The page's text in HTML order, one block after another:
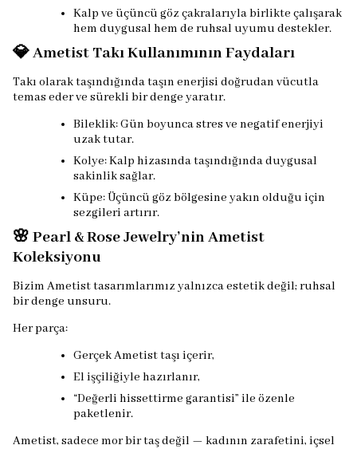
Kalp ve üçüncü göz çakralarıyla birlikte çalışarak
hem duygusal hem de ruhsal uyumu destekler.
💎 Ametist Takı Kullanımının Faydaları
Takı olarak taşındığında taşın enerjisi doğrudan vücutla
temas eder ve sürekli bir denge yaratır.
Bileklik: Gün boyunca stres ve negatif enerjiyi
uzak tutar.
Kolye: Kalp hizasında taşındığında duygusal
sakinlik sağlar.
Küpe: Üçüncü göz bölgesine yakın olduğu için
sezgileri artırır.
🌸 Pearl & Rose Jewelry’nin Ametist
Koleksiyonu
Bizim Ametist tasarımlarımız yalnızca estetik değil; ruhsal
bir denge unsuru.
Her parça:
Gerçek Ametist taşı içerir,
El işçiliğiyle hazırlanır,
“Değerli hissettirme garantisi” ile özenle
paketlenir.
Ametist, sadece mor bir taş değil — kadının zarafetini, içsel